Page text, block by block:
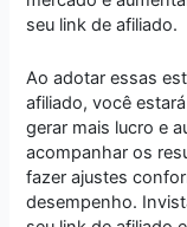
seu link de afiliado.
Ao adotar essas
afiliado, você
gerar mais lucro e
acompanhar os
fazer ajustes
desempenho.